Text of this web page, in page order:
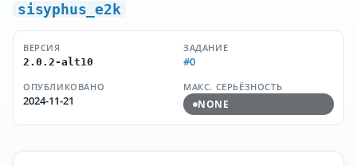
sisyphus_e2k
ВЕРСИЯ
2.0.2-alt10
ЗАДАНИЕ
#0
ОПУБЛИКОВАНО
2024-11-21
МАКС. СЕРЬЁЗНОСТЬ
NONE